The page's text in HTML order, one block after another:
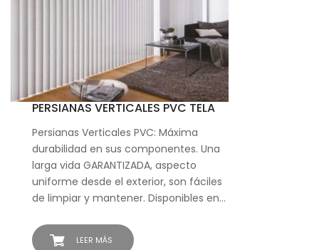
LEER MÁS
PERSIANAS VERTICALES PVC TELA
Persianas Verticales PVC: Máxima
durabilidad en sus componentes. Una
larga vida GARANTIZADA, aspecto
uniforme desde el exterior, son fáciles
de limpiar y mantener. Disponibles en…